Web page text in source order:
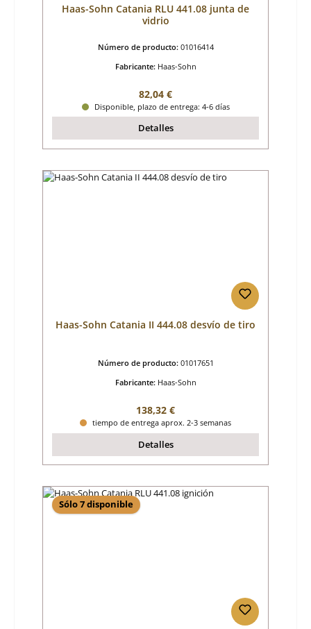
Haas-Sohn Catania RLU 441.08 junta de
vidrio
Número de producto: 01016414
Fabricante: Haas-Sohn
Precio normal:
82,04 €
Disponible, plazo de entrega: 4-6 días
Detalles
Haas-Sohn Catania II 444.08 desvío de tiro
Número de producto: 01017651
Fabricante: Haas-Sohn
Precio normal:
138,32 €
tiempo de entrega aprox. 2-3 semanas
Detalles
Sólo 7 disponible